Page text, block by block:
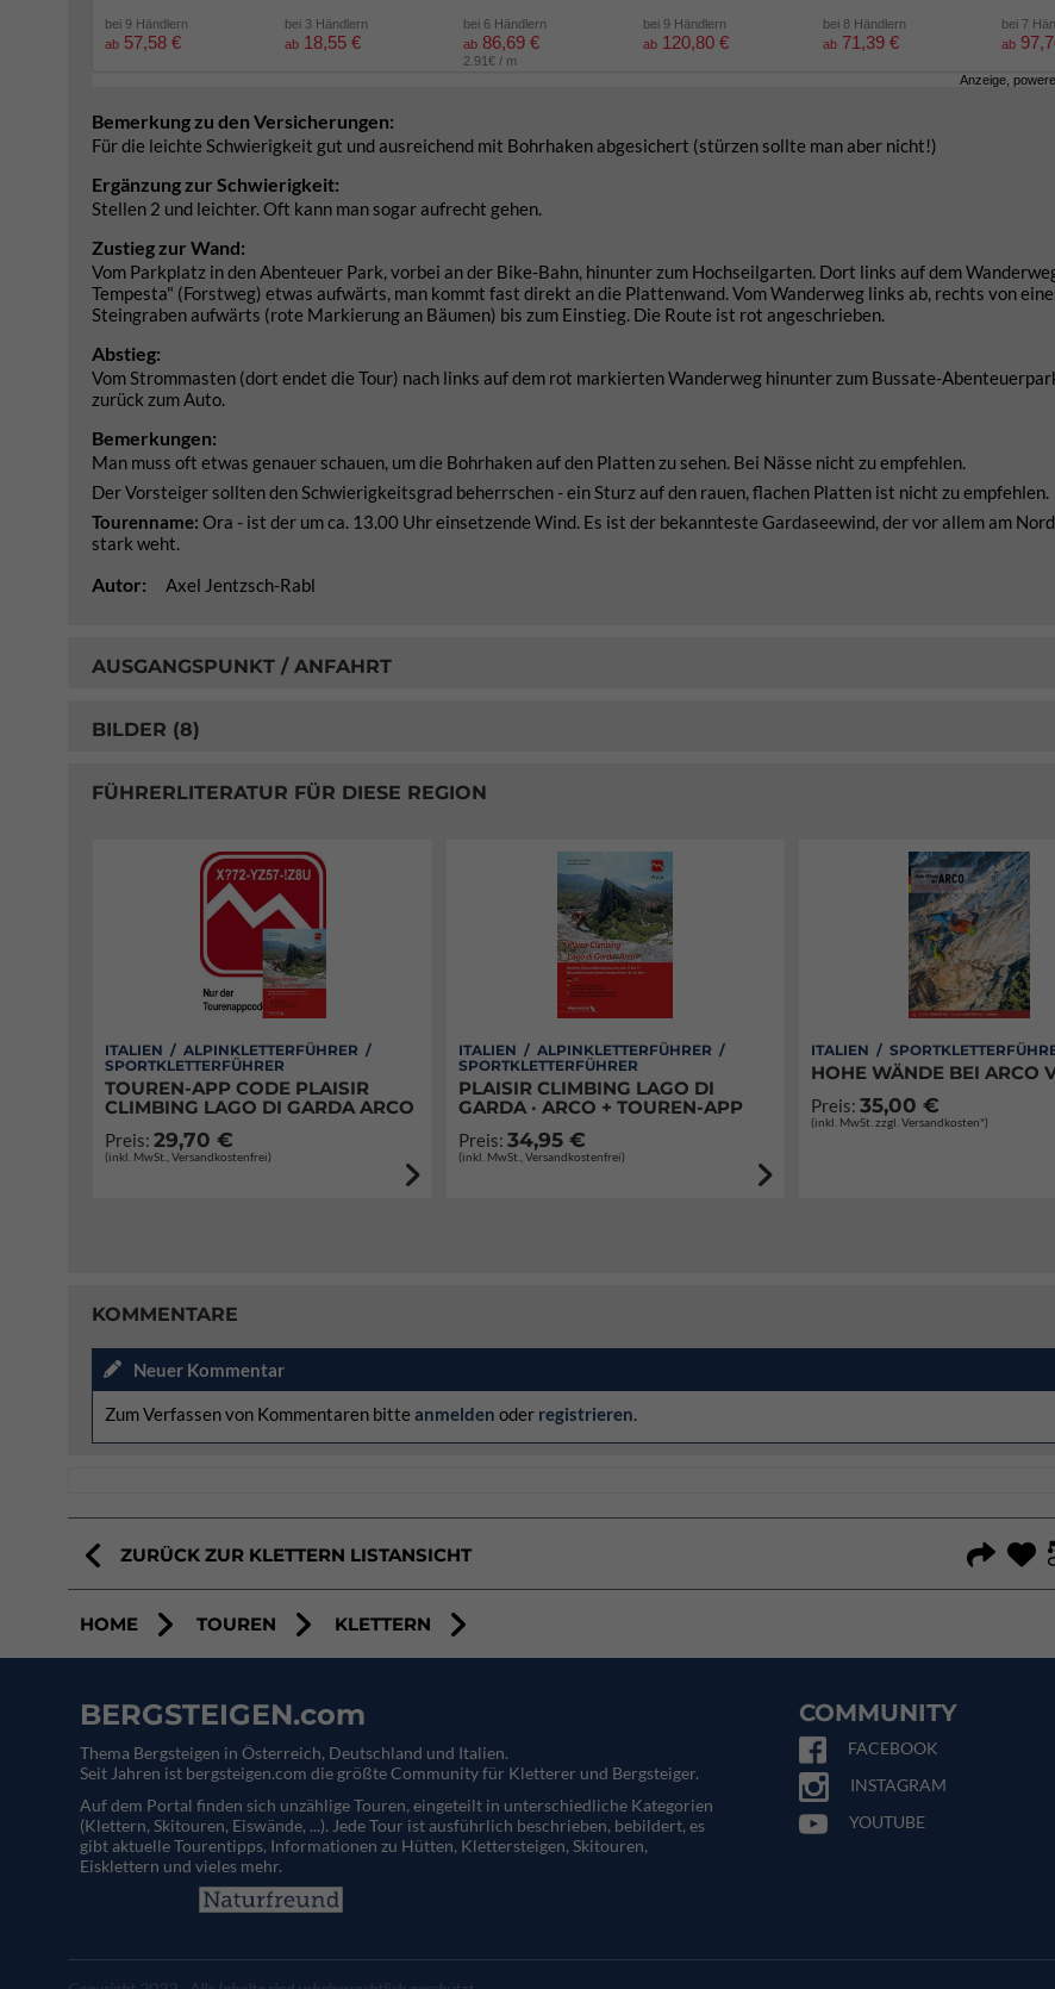
bei 9 Händlern
ab 57,58 €
bei 3 Händlern
ab 18,55 €
bei 6 Händlern
ab 86,69 €
2.91€ / m
bei 9 Händlern
ab 120,80 €
bei 8 Händlern
ab 71,39 €
bei 7
ab
Anzeige,
Bemerkung zu den Versicherungen:
Für die leichte Schwierigkeit gut und ausreichend mit Bohrhaken abgesichert (stürzen sollte man aber nicht!)
Ergänzung zur Schwierigkeit:
Stellen 2 und leichter. Oft kann man sogar aufrecht gehen.
Zustieg zur Wand:
Vom Parkplatz in den Abenteuer Park, vorbei an der Bike-Bahn, hinunter zum Hochseilgarten. Dort links auf dem
Tempesta" (Forstweg) etwas aufwärts, man kommt fast direkt an die Plattenwand. Vom Wanderweg links ab, rechts von
Steingraben aufwärts (rote Markierung an Bäumen) bis zum Einstieg. Die Route ist rot angeschrieben.
Abstieg:
Vom Strommasten (dort endet die Tour) nach links auf dem rot markierten Wanderweg hinunter zum Bussate-
zurück zum Auto.
Bemerkungen:
Man muss oft etwas genauer schauen, um die Bohrhaken auf den Platten zu sehen. Bei Nässe nicht zu empfehlen.
Der Vorsteiger sollten den Schwierigkeitsgrad beherrschen - ein Sturz auf den rauen, flachen Platten ist nicht zu empfehlen.
Tourenname: Ora - ist der um ca. 13.00 Uhr einsetzende Wind. Es ist der bekannteste Gardaseewind, der vor allem am
stark weht.
Autor: Axel Jentzsch-Rabl
AUSGANGSPUNKT / ANFAHRT
BILDER (8)
FÜHRERLITERATUR FÜR DIESE REGION
ITALIEN / ALPINKLETTERFÜHRER /
SPORTKLETTERFÜHRER
TOUREN-APP CODE PLAISIR
CLIMBING LAGO DI GARDA ARCO
Preis: 29,70 €
(inkl. MwSt., Versandkostenfrei)
ITALIEN / ALPINKLETTERFÜHRER /
SPORTKLETTERFÜHRER
PLAISIR CLIMBING LAGO DI
GARDA · ARCO + TOUREN-APP
Preis: 34,95 €
(inkl. MwSt., Versandkostenfrei)
ITALIEN /
HOHE WÄNDE BEI ARCO
Preis:35,00 €
(inkl. MwSt. zzgl. Versandkosten*)
KOMMENTARE
Neuer Kommentar
Zum Verfassen von Kommentaren bitte anmelden oder registrieren.
ZURÜCK ZUR KLETTERN LISTANSICHT
HOME TOUREN KLETTERN
BERGSTEIGEN.com
Thema Bergsteigen in Österreich, Deutschland und Italien.
Seit Jahren ist bergsteigen.com die größte Community für Kletterer und Bergsteiger.
Auf dem Portal finden sich unzählige Touren, eingeteilt in unterschiedliche Kategorien
(Klettern, Skitouren, Eiswände, ...). Jede Tour ist ausführlich beschrieben, bebildert, es
gibt aktuelle Tourentipps, Informationen zu Hütten, Klettersteigen, Skitouren,
Eisklettern und vieles mehr.
COMMUNITY
FACEBOOK
INSTAGRAM
YOUTUBE